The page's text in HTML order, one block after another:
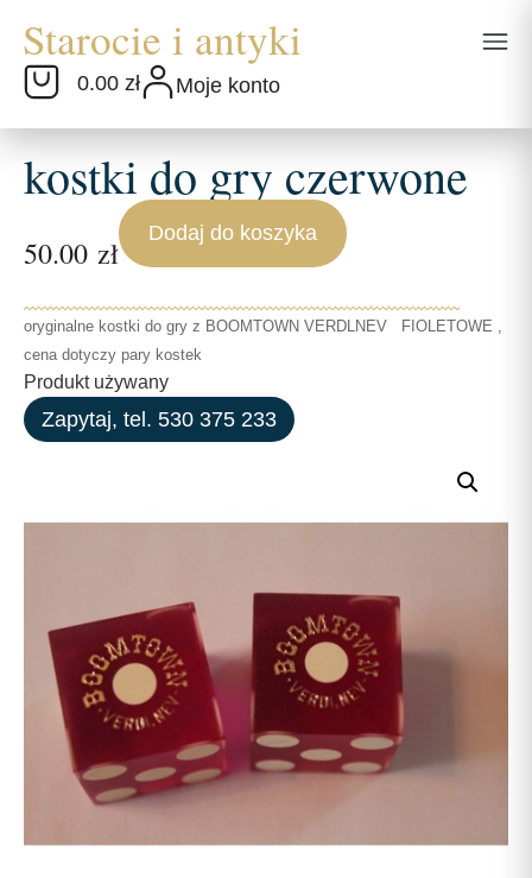
0.00 zł Moje konto
kostki do gry czerwone
50.00 zł
Dodaj do koszyka
oryginalne kostki do gry z BOOMTOWN VERDLNEV FIOLETOWE ,
cena dotyczy pary kostek
Produkt używany
Zapytaj, tel. 530 375 233